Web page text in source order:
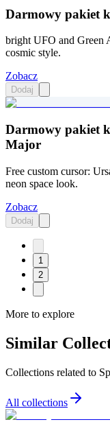
Darmowy pakiet
bright UFO and Green
cosmic style.
Zobacz
Dodaj
Darmowy pakiet
Major
Free custom cursor:
neon space look.
Zobacz
Dodaj
1
2
More to explore
Similar
Collections related to
All collections